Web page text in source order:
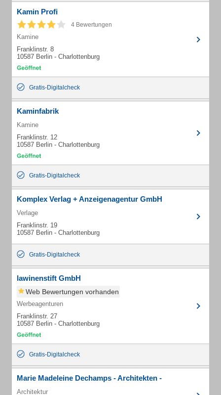
Kamin Profi
4 Bewertungen
Kamine
Franklinstr. 8
10587 Berlin - Charlottenburg
Gratis-Digitalcheck
Kaminfabrik
Kamine
Franklinstr. 12
10587 Berlin - Charlottenburg
Gratis-Digitalcheck
Komplex Verlag + Anzeigenagentur GmbH
Verlage
Franklinstr. 19
10587 Berlin - Charlottenburg
Gratis-Digitalcheck
lawinenstift GmbH
Web Bewertungen vorhanden
Werbeagenturen
Franklinstr. 27
10587 Berlin - Charlottenburg
Gratis-Digitalcheck
Marie Madeleine Dechamps - Architekten -
Architektur